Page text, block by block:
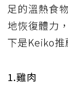
足的溫熱食
地恢復體力
下是Keiko推
1.雞肉